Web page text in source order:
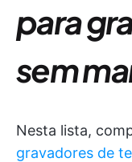
para
sem
Nesta lista,
gravadores de